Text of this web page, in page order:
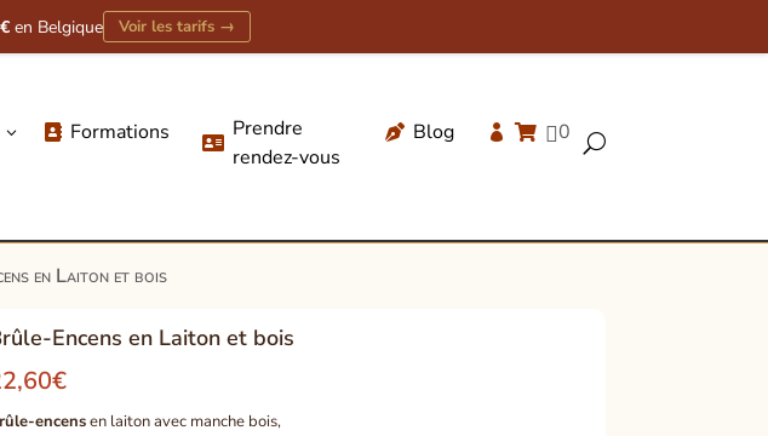
en Belgique Voir les tarifs →
3  Formations 
Prendre
rendez-vous
 Blog   0 U
produits
en Laiton et bois
Encens en Laiton et bois
€
encensen laiton avec manche bois,